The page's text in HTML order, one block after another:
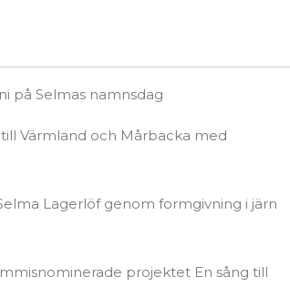
på Selmas namnsdag
Värmland och Mårbacka med
Lagerlöf genom formgivning i järn
projektet En sång till